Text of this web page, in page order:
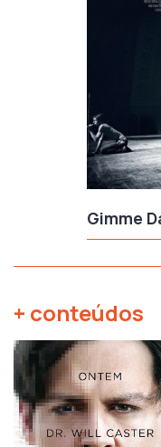
Gimme
+ conteúdos